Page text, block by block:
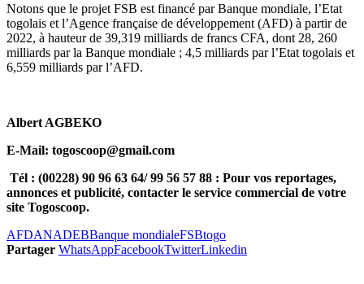
Notons que le projet FSB est financé par Banque mondiale, l’Etat
togolais et l’Agence française de développement (AFD) à partir de
2022, à hauteur de 39,319 milliards de francs CFA, dont 28, 260
milliards par la Banque mondiale ; 4,5 milliards par l’Etat togolais et
6,559 milliards par l’AFD.
Albert AGBEKO
E-Mail: togoscoop@gmail.com
Tél : (00228) 90 96 63 64/ 99 56 57 88 : Pour vos reportages,
annonces et publicité, contacter le service commercial de votre
site Togoscoop.
AFDANADEBBanque mondialeFSBtogo
Partager WhatsAppFacebookTwitterLinkedin